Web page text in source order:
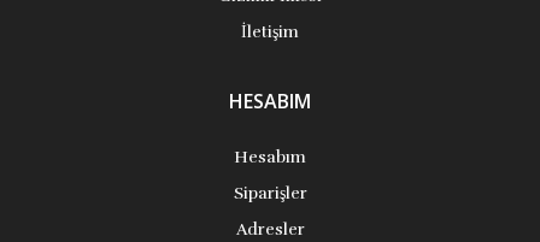
İletişim
HESABIM
Hesabım
Siparişler
Adresler